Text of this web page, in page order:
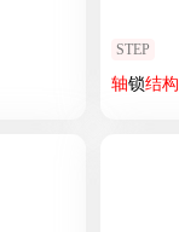
STEP
轴锁结构